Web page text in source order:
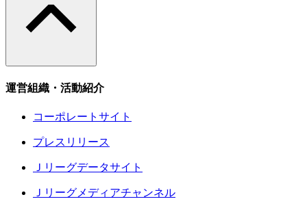
運営組織・活動紹介
コーポレートサイト
プレスリリース
Ｊリーグデータサイト
Ｊリーグメディアチャンネル